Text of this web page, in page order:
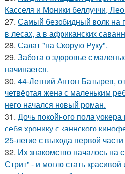
Касселя и Моники беллуччи,
27. Самый безобидный волк на
в лесах, а в африканских
28. Салат "на Скорую Руку".
29. Забота о здоровье с
начинается.
30. 44-Летний Антон Батырев,
четвёртая жена с маленьким
него начался новый роман.
31. Дочь покойного пола
себя хронику с каннского
25-летие с выхода первой
32. Их знакомство началось на
Стрит" - и могло стать красивой